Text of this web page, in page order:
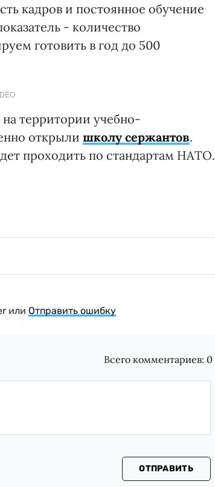
кадров и постоянное обучение
- количество
готовить в год до 500
территории учебно-
открыли школу сержантов.
проходить по стандартам НАТО.
или Отправить ошибку
Всего комментариев: 0
ОТПРАВИТЬ